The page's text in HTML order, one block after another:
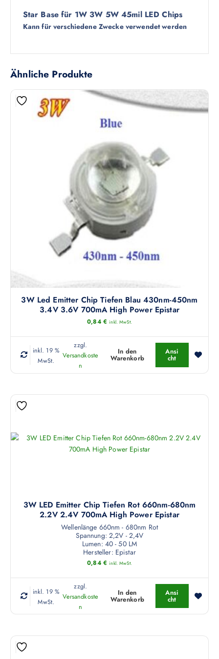
Star Base für 1W 3W 5W 45mil LED Chips
Kann für verschiedene Zwecke verwendet werden
Ähnliche Produkte
3W Led Emitter Chip Tiefen Blau 430nm-450nm
3.4V 3.6V 700mA High Power Epistar
0,84 € inkl. MwSt.
inkl. 19 %
MwSt.
zzgl.
Versandkoste
n
In den
Warenkorb
Ansi
cht
3W LED Emitter Chip Tiefen Rot 660nm-680nm
2.2V 2.4V 700mA High Power Epistar
Wellenlänge 660nm - 680nm Rot
Spannung: 2,2V - 2,4V
Lumen: 40 - 50 LM
Hersteller: Epistar
0,84 € inkl. MwSt.
inkl. 19 %
MwSt.
zzgl.
Versandkoste
n
In den
Warenkorb
Ansi
cht